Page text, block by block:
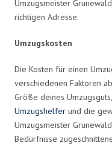
Umzugsmeister
richtigen Adresse.
Umzugskosten
Die Kosten für einen
verschiedenen Faktoren
Größe deines
Umzugshelfer und die
Umzugsmeister
Bedürfnisse